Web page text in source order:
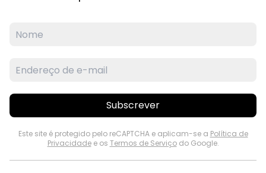
Subscrever
Este site é protegido pelo reCAPTCHA e aplicam-se a Política de
Privacidadee os Termos de Serviçodo Google.